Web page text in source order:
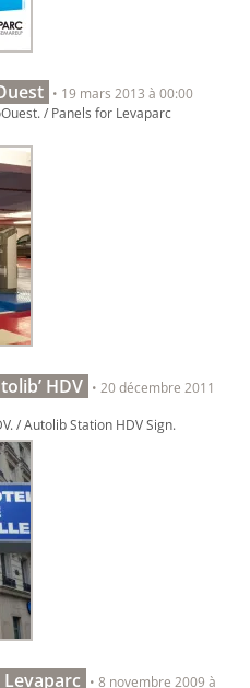
• 19 mars 2013 à 00:00
/ Panels for Levaparc
HDV • 20 décembre 2011
/ Autolib Station HDV Sign.
• 8 novembre 2009 à